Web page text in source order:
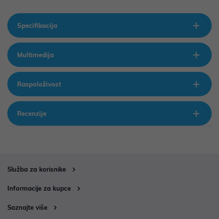
Specifikacija
Multimedija
Raspoloživost
Recenzije
Služba za korisnike
Informacije za kupce
Saznajte više